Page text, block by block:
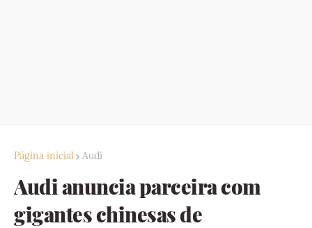
Página inicial Audi
Audi anuncia parceira com
gigantes chinesas de